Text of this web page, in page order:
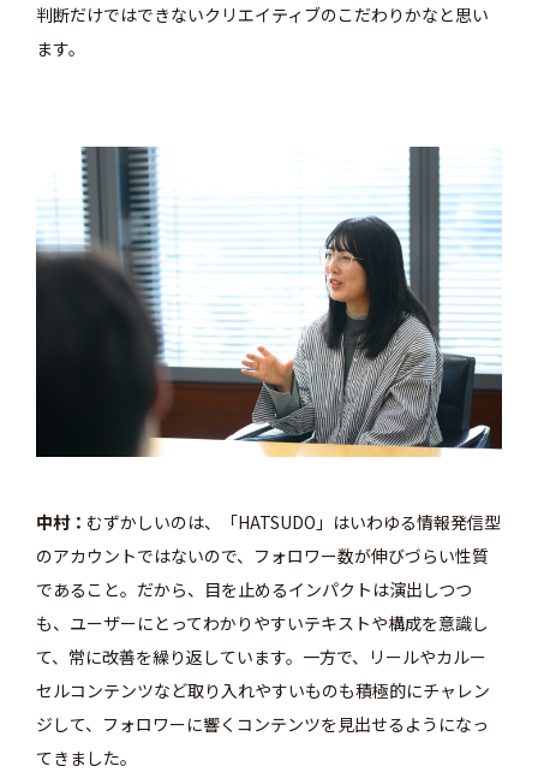
判断だけではできないクリエイティブのこだわりかなと思い
ます。
中村
むずかしいのは、「HATSUDO」はいわゆる情報発信型
のアカウントではないので、フォロワー数が伸びづらい性質
であること。だから、目を止めるインパクトは演出しつつ
も、ユーザーにとってわかりやすいテキストや構成を意識し
て、常に改善を繰り返しています。一方で、リールやカルー
セルコンテンツなど取り入れやすいものも積極的にチャレン
ジして、フォロワーに響くコンテンツを見出せるようになっ
てきました。